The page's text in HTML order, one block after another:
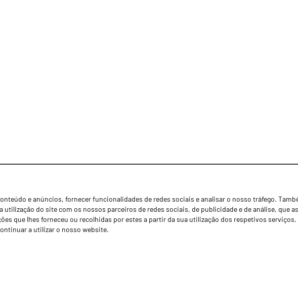
e anúncios, fornecer funcionalidades de redes sociais e analisar o nosso tráfego.
utilização do site com os nossos parceiros de redes sociais, de publicidade e de análise, que as
que lhes forneceu ou recolhidas por estes a partir da sua utilização dos respetivos serviços.
a utilizar o nosso website.
Agricultura
Transportes
Gama Floresta
Notícias
Concessionários